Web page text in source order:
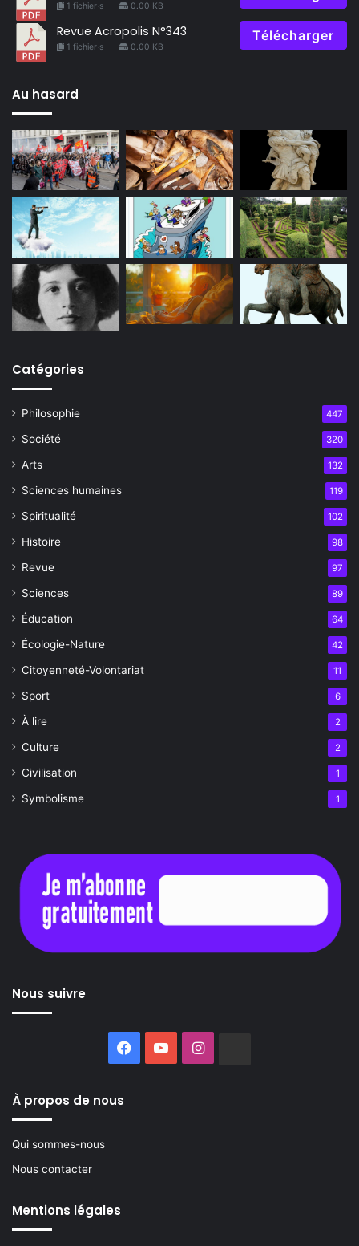
1 fichier·s 0.00 KB
Revue Acropolis N°343
1 fichier·s 0.00 KB
Télécharger
Au hasard
Catégories
Philosophie 447
Société 320
Arts 132
Sciences humaines 119
Spiritualité 102
Histoire 98
Revue 97
Sciences 89
Éducation 64
Écologie-Nature 42
Citoyenneté-Volontariat 11
Sport 6
À lire 2
Culture 2
Civilisation 1
Symbolisme 1
Nous suivre
Facebook
YouTubeInstagram
À propos de nous
Qui sommes-nous
Nous contacter
Mentions légales